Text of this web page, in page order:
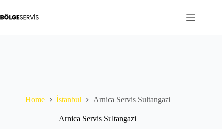
content
Home İstanbul Arnica Servis Sultangazi
Arnica Servis Sultangazi